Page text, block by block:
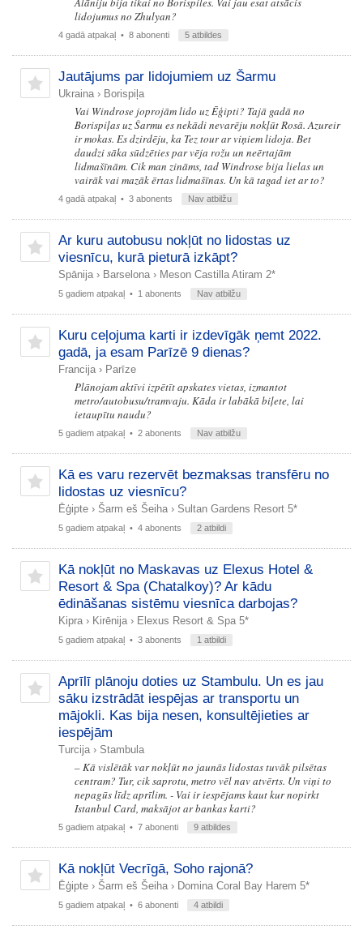
lidojumus no Zhulyan?
4 gadā atpakaļ • 8 abonenti 5 atbildes
Jautājums par lidojumiem uz Šarmu
Ukraina › Borispiļa
Vai Windrose joprojām lido uz Ēģipti? Tajā gadā no
Borispiļas uz Šarmu es nekādi nevarēju nokļūt Rosā. Azureir
ir mokas. Es dzirdēju, ka Tez tour ar viņiem lidoja. Bet
daudzi sāka sūdzēties par vēja rožu un neērtajām
lidmašīnām. Cik man zināms, tad Windrose bija lielas un
vairāk vai mazāk ērtas lidmašīnas. Un kā tagad iet ar to?
4 gadā atpakaļ • 3 abonents Nav atbilžu
Ar kuru autobusu nokļūt no lidostas uz
viesnīcu, kurā pieturā izkāpt?
Spānija › Barselona › Meson Castilla Atiram 2*
5 gadiem atpakaļ • 1 abonents Nav atbilžu
Kuru ceļojuma karti ir izdevīgāk ņemt 2022.
gadā, ja esam Parīzē 9 dienas?
Francija › Parīze
Plānojam aktīvi izpētīt apskates vietas, izmantot
metro/autobusu/tramvaju. Kāda ir labākā biļete, lai
ietaupītu naudu?
5 gadiem atpakaļ • 2 abonents Nav atbilžu
Kā es varu rezervēt bezmaksas transfēru no
lidostas uz viesnīcu?
Ēģipte › Šarm eš Šeiha › Sultan Gardens Resort 5*
5 gadiem atpakaļ • 4 abonents 2 atbildi
Kā nokļūt no Maskavas uz Elexus Hotel &
Resort & Spa (Chatalkoy)? Ar kādu
ēdināšanas sistēmu viesnīca darbojas?
Kipra › Kirēnija › Elexus Resort & Spa 5*
5 gadiem atpakaļ • 3 abonents 1 atbildi
Aprīlī plānoju doties uz Stambulu. Un es jau
sāku izstrādāt iespējas ar transportu un
mājokli. Kas bija nesen, konsultējieties ar
iespējām
Turcija › Stambula
– Kā vislētāk var nokļūt no jaunās lidostas tuvāk pilsētas
centram? Tur, cik saprotu, metro vēl nav atvērts. Un viņi to
nepagūs līdz aprīlim. - Vai ir iespējams kaut kur nopirkt
Istanbul Card, maksājot ar bankas karti?
5 gadiem atpakaļ • 7 abonenti 9 atbildes
Kā nokļūt Vecrīgā, Soho rajonā?
Ēģipte › Šarm eš Šeiha › Domina Coral Bay Harem 5*
5 gadiem atpakaļ • 6 abonenti 4 atbildi